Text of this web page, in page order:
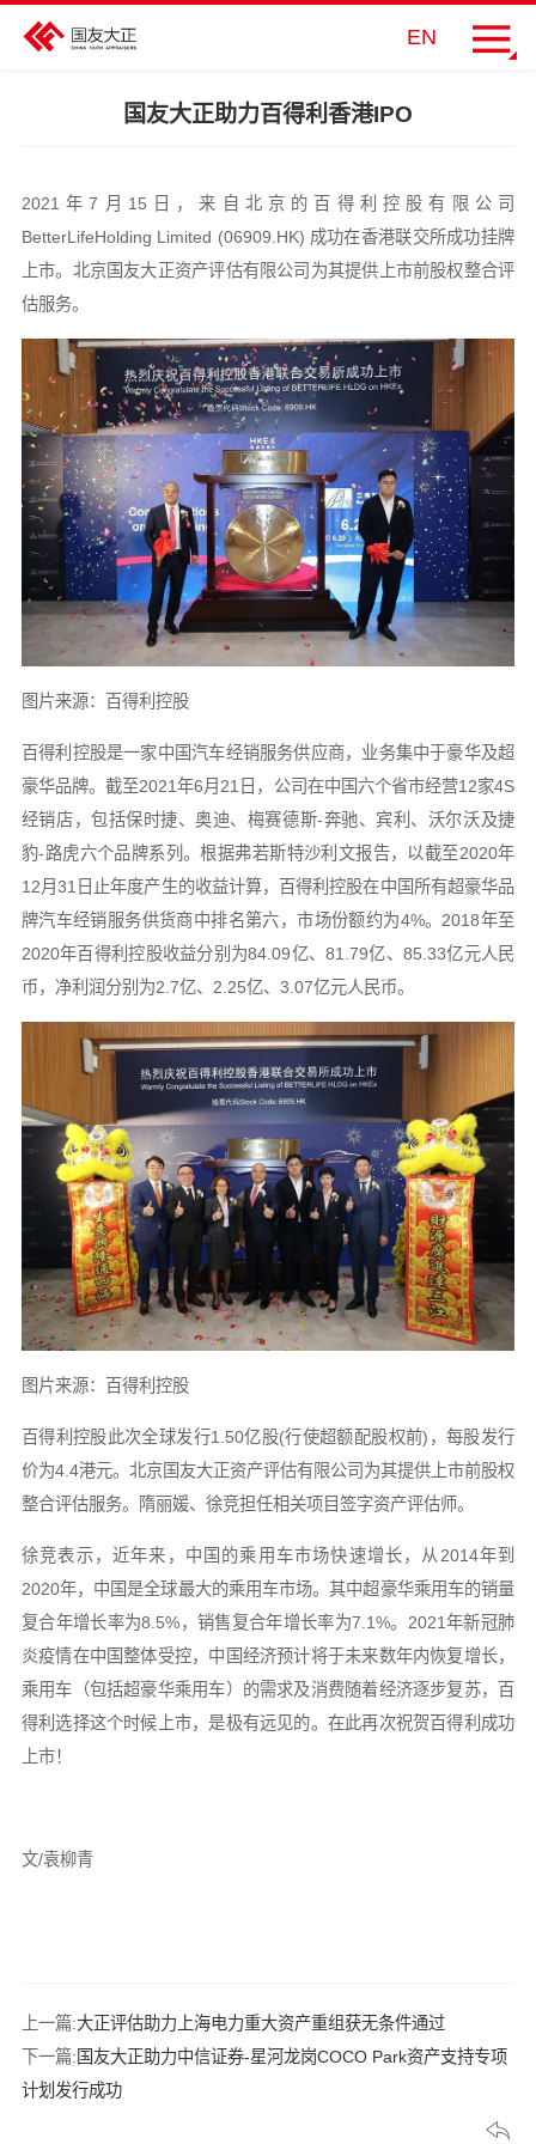
EN
国友大正助力百得利香港IPO
2021年7月15日，来自北京的百得利控股有限公司
BetterLifeHolding Limited (06909.HK) 成功在香港联交所成功挂牌
上市。北京国友大正资产评估有限公司为其提供上市前股权整合评
估服务。
图片来源：百得利控股
百得利控股是一家中国汽车经销服务供应商，业务集中于豪华及超
豪华品牌。截至2021年6月21日，公司在中国六个省市经营12家4S
经销店，包括保时捷、奥迪、梅赛德斯-奔驰、宾利、沃尔沃及捷
豹-路虎六个品牌系列。根据弗若斯特沙利文报告，以截至2020年
12月31日止年度产生的收益计算，百得利控股在中国所有超豪华品
牌汽车经销服务供货商中排名第六，市场份额约为4%。2018年至
2020年百得利控股收益分别为84.09亿、81.79亿、85.33亿元人民
币，净利润分别为2.7亿、2.25亿、3.07亿元人民币。
图片来源：百得利控股
百得利控股此次全球发行1.50亿股(行使超额配股权前)，每股发行
价为4.4港元。北京国友大正资产评估有限公司为其提供上市前股权
整合评估服务。隋丽媛、徐竞担任相关项目签字资产评估师。
徐竞表示，近年来，中国的乘用车市场快速增长，从2014年到
2020年，中国是全球最大的乘用车市场。其中超豪华乘用车的销量
复合年增长率为8.5%，销售复合年增长率为7.1%。2021年新冠肺
炎疫情在中国整体受控，中国经济预计将于未来数年内恢复增长，
乘用车（包括超豪华乘用车）的需求及消费随着经济逐步复苏，百
得利选择这个时候上市，是极有远见的。在此再次祝贺百得利成功
上市！
文/袁柳青
上一篇:大正评估助力上海电力重大资产重组获无条件通过
下一篇: 国友大正助力中信证券-星河龙岗COCO Park资产支持专项
计划发行成功